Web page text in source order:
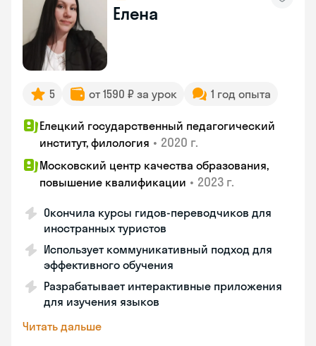
Елена
5 от 1590 ₽ за урок 1 год опыта
Елецкий государственный педагогический
институт, филология • 2020 г.
Московский центр качества образования,
повышение квалификации • 2023 г.
Окончила курсы гидов-переводчиков для
иностранных туристов
Использует коммуникативный подход для
эффективного обучения
Разрабатывает интерактивные приложения
для изучения языков
Читать дальше